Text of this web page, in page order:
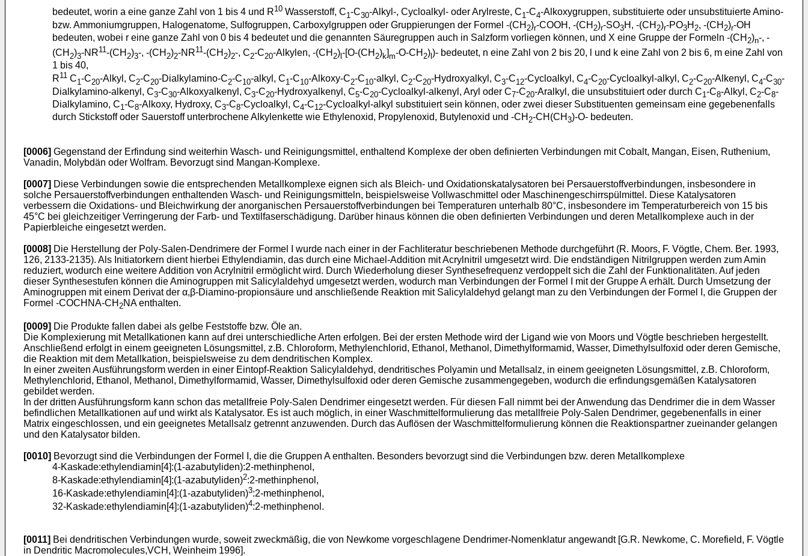
bedeutet, worin a eine ganze Zahl von 1 bis 4 und R10 Wasserstoff, C1-C30-Alkyl-, Cycloalkyl- oder Arylreste, C1-C4-Alkoxygruppen, substituierte oder unsubstituierte Amino-
bzw. Ammoniumgruppen, Halogenatome, Sulfogruppen, Carboxylgruppen oder Gruppierungen der Formel -(CH 2)r-COOH, -(CH 2)r-SO3H, -(CH 2)r-PO3H 2, -(CH 2)r-OH
bedeuten, wobei r eine ganze Zahl von 0 bis 4 bedeutet und die genannten Säuregruppen auch in Salzform vorliegen können, und X eine Gruppe der Formeln -(CH 2)n-, -
(CH 2)3-NR11 -(CH 2)3-, -(CH 2)2-NR11 -(CH 2)2-, C2-C20-Alkylen, -(CH 2)l-[O-(CH 2)k]m-O-CH 2)l)- bedeutet, n eine Zahl von 2 bis 20, l und k eine Zahl von 2 bis 6, m eine Zahl von
1 bis 40,
R11 C1 -C20-Alkyl, C2-C20-Dialkylamino-C2-C10-alkyl, C1 -C10-Alkoxy-C2-C10-alkyl, C2-C20-Hydroxyalkyl, C3-C12-Cycloalkyl, C4-C20-Cycloalkyl-alkyl, C2-C20-Alkenyl, C4-C30-
Dialkylamino-alkenyl, C3-C30-Alkoxyalkenyl, C3-C20-Hydroxyalkenyl, C5-C20-Cycloalkyl-alkenyl, Aryl oder C7-C20-Aralkyl, die unsubstituiert oder durch C1-C8-Alkyl, C2-C8-
Dialkylamino, C1-C8-Alkoxy, Hydroxy, C3-C8-Cycloalkyl, C4-C12-Cycloalkyl-alkyl substituiert sein können, oder zwei dieser Substituenten gemeinsam eine gegebenenfalls
durch Stickstoff oder Sauerstoff unterbrochene Alkylenkette wie Ethylenoxid, Propylenoxid, Butylenoxid und -CH 2-CH(CH 3)-O- bedeuten.
[0006] Gegenstand der Erfindung sind weiterhin Wasch- und Reinigungsmittel, enthaltend Komplexe der oben definierten Verbindungen mit Cobalt, Mangan, Eisen, Ruthenium,
Vanadin, Molybdän oder Wolfram. Bevorzugt sind Mangan-Komplexe.
[0007] Diese Verbindungen sowie die entsprechenden Metallkomplexe eignen sich als Bleich- und Oxidationskatalysatoren bei Persauerstoffverbindungen, insbesondere in
solche Persauerstoffverbindungen enthaltenden Wasch- und Reinigungsmitteln, beispielsweise Vollwaschmittel oder Maschinengeschirrspülmittel. Diese Katalysatoren
verbessern die Oxidations- und Bleichwirkung der anorganischen Persauerstoffverbindungen bei Temperaturen unterhalb 80°C, insbesondere im Temperaturbereich von 15 bis
45°C bei gleichzeitiger Verringerung der Farb- und Textilfaserschädigung. Darüber hinaus können die oben definierten Verbindungen und deren Metallkomplexe auch in der
Papierbleiche eingesetzt werden.
[0008] Die Herstellung der Poly-Salen-Dendrimere der Formel I wurde nach einer in der Fachliteratur beschriebenen Methode durchgeführt (R. Moors, F. Vögtle, Chem. Ber. 1993,
126, 2133-2135). Als Initiatorkern dient hierbei Ethylendiamin, das durch eine Michael-Addition mit Acrylnitril umgesetzt wird. Die endständigen Nitrilgruppen werden zum Amin
reduziert, wodurch eine weitere Addition von Acrylnitril ermöglicht wird. Durch Wiederholung dieser Synthesefrequenz verdoppelt sich die Zahl der Funktionalitäten. Auf jeden
dieser Synthesestufen können die Aminogruppen mit Salicylaldehyd umgesetzt werden, wodurch man Verbindungen der Formel I mit der Gruppe A erhält. Durch Umsetzung der
Aminogruppen mit einem Derivat der α,β-Diamino-propionsäure und anschließende Reaktion mit Salicylaldehyd gelangt man zu den Verbindungen der Formel I, die Gruppen der
Formel -COCHNA-CH 2NA enthalten.
[0009] Die Produkte fallen dabei als gelbe Feststoffe bzw. Öle an.
Die Komplexierung mit Metallkationen kann auf drei unterschiedliche Arten erfolgen. Bei der ersten Methode wird der Ligand wie von Moors und Vögtle beschrieben hergestellt.
Anschließend erfolgt in einem geeigneten Lösungsmittel, z.B. Chloroform, Methylenchlorid, Ethanol, Methanol, Dimethylformamid, Wasser, Dimethylsulfoxid oder deren Gemische,
die Reaktion mit dem Metallkation, beispielsweise zu dem dendritischen Komplex.
In einer zweiten Ausführungsform werden in einer Eintopf-Reaktion Salicylaldehyd, dendritisches Polyamin und Metallsalz, in einem geeigneten Lösungsmittel, z.B. Chloroform,
Methylenchlorid, Ethanol, Methanol, Dimethylformamid, Wasser, Dimethylsulfoxid oder deren Gemische zusammengegeben, wodurch die erfindungsgemäßen Katalysatoren
gebildet werden.
In der dritten Ausführungsform kann schon das metallfreie Poly-Salen Dendrimer eingesetzt werden. Für diesen Fall nimmt bei der Anwendung das Dendrimer die in dem Wasser
befindlichen Metallkationen auf und wirkt als Katalysator. Es ist auch möglich, in einer Waschmittelformulierung das metallfreie Poly-Salen Dendrimer, gegebenenfalls in einer
Matrix eingeschlossen, und ein geeignetes Metallsalz getrennt anzuwenden. Durch das Auflösen der Waschmittelformulierung können die Reaktionspartner zueinander gelangen
und den Katalysator bilden.
[0010] Bevorzugt sind die Verbindungen der Formel I, die die Gruppen A enthalten. Besonders bevorzugt sind die Verbindungen bzw. deren Metallkomplexe
4-Kaskade:ethylendiamin[4]:(1-azabutyliden):2-methinphenol,
8-Kaskade:ethylendiamin[4]:(1-azabutyliden)2:2-methinphenol,
16-Kaskade:ethylendiamin[4]:(1-azabutyliden)3:2-methinphenol,
32-Kaskade:ethylendiamin[4]:(1-azabutyliden)4:2-methinphenol.
[0011] Bei dendritischen Verbindungen wurde, soweit zweckmäßig, die von Newkome vorgeschlagene Dendrimer-Nomenklatur angewandt [G.R. Newkome, C. Morefield, F. Vögtle
in Dendritic Macromolecules,VCH, Weinheim 1996].